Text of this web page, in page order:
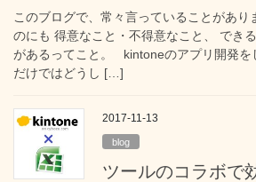
このブログで、常々言っていることがあり
のにも 得意なこと・不得意なこと、 でき
があるってこと。 kintoneのアプリ開発を
だけではどうし […]
2017-11-13
blog
ツールのコラボで